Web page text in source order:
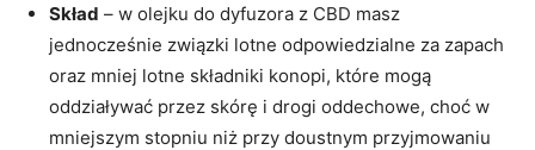
Skład – w olejku do dyfuzora z CBD masz
jednocześnie związki lotne odpowiedzialne za zapach
oraz mniej lotne składniki konopi, które mogą
oddziaływać przez skórę i drogi oddechowe, choć w
mniejszym stopniu niż przy doustnym przyjmowaniu